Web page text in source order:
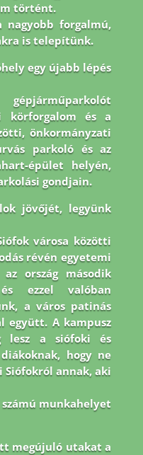
történt.
nagyobb forgalmú,
is telepítünk.
egy újabb lépés
és a
önkormányzati
parkoló és az
épület helyén,
gondjain.
jövőjét, legyünk
városa közötti
révén egyetemi
ország második
ezzel valóban
a város patinás
együtt. A kampusz
lesz a siófoki és
hogy ne
annak, aki
munkahelyet
megújuló utakat a